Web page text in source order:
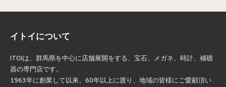
イトイについて
ITOIは、群馬県を中心に店舗展開をする、宝石、メガネ、時計、補聴
器の専門店です。
1963年に創業して以来、60年以上に渡り、地域の皆様にご愛顧頂い